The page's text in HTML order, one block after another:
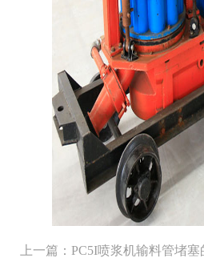
上一篇： PC5I喷浆机输料管堵塞